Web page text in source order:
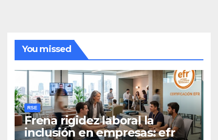
You missed
RSE
Frena rigidez laboral la
inclusión en empresas: efr